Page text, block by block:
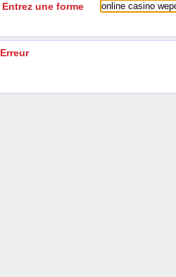
Entrez une forme
Erreur